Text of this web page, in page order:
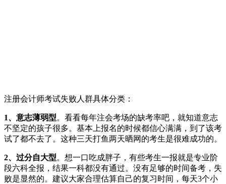
注册会计师考试失败人群具体分类：
1、意志薄弱型。看看每年注会考场的缺考率吧，就知道意志
不坚定的孩子很多。基本上报名的时候都信心满满，到了该考
试了都不去了。这种三天打鱼两天晒网的考生是很难成功的。
2、过分自大型。想一口吃成胖子，有些考生一报就是专业阶
段六科全报，结果一科都没有通过。没有足够的时间备考，失
败是显然的。建议大家合理估算自己的复习时间，每天3个小